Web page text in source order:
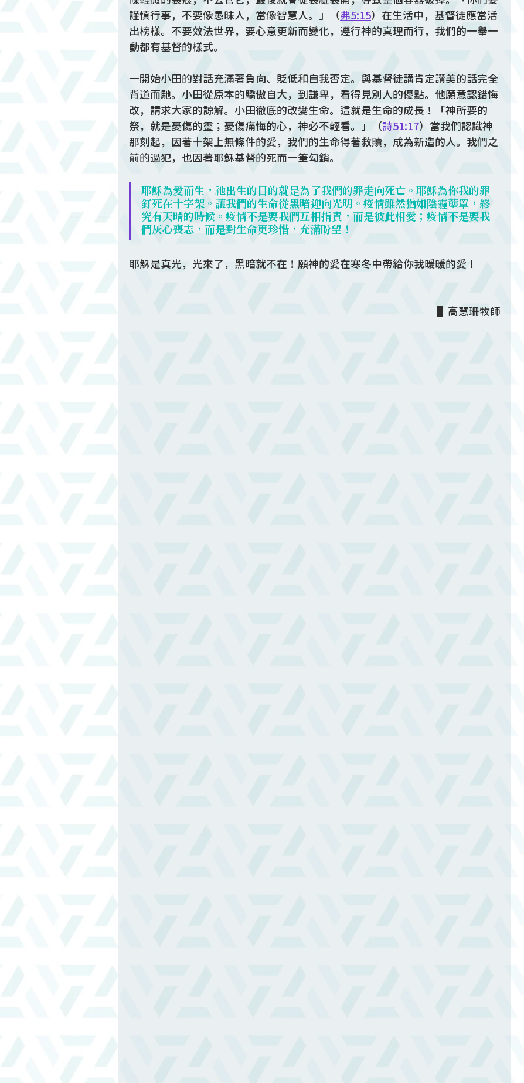
謹慎行事，不要像愚昧人，當像智慧人。」（弗5:15）在生活中，基督徒應當活
出榜樣。不要效法世界，要心意更新而變化，遵行神的真理而行，我們的一舉一
動都有基督的樣式。
一開始小田的對話充滿著負向、貶低和自我否定。與基督徒講肯定讚美的話完全
背道而馳。小田從原本的驕傲自大，到謙卑，看得見別人的優點。他願意認錯悔
改，請求大家的諒解。小田徹底的改變生命。這就是生命的成長！「神所要的
祭，就是憂傷的靈；憂傷痛悔的心，神必不輕看。」（詩51:17）當我們認識神
那刻起，因著十架上無條件的愛，我們的生命得著救贖，成為新造的人。我們之
前的過犯，也因著耶穌基督的死而一筆勾銷。
耶穌為愛而生，祂出生的目的就是為了我們的罪走向死亡。耶穌為你我的罪
釘死在十字架。讓我們的生命從黑暗迎向光明。疫情雖然猶如陰霾壟罩，終
究有天晴的時候。疫情不是要我們互相指責，而是彼此相愛；疫情不是要我
們灰心喪志，而是對生命更珍惜，充滿盼望！
耶穌是真光，光來了，黑暗就不在！願神的愛在寒冬中帶給你我暖暖的愛！
▌高慧珊牧師